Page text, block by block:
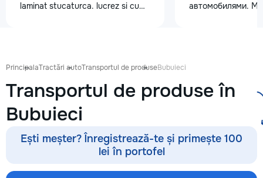
laminat stucaturca. lucrez si cu
автомобилями.
оклейку
полировку стекла
царапин на
Дополнительно
выпрямление
составов,
PrincipalaTractări autoTransportul de produseBubuieci
Transportul de produse în
Bubuieci
Ești meșter? Înregistrează-te și primește 100
lei în portofel